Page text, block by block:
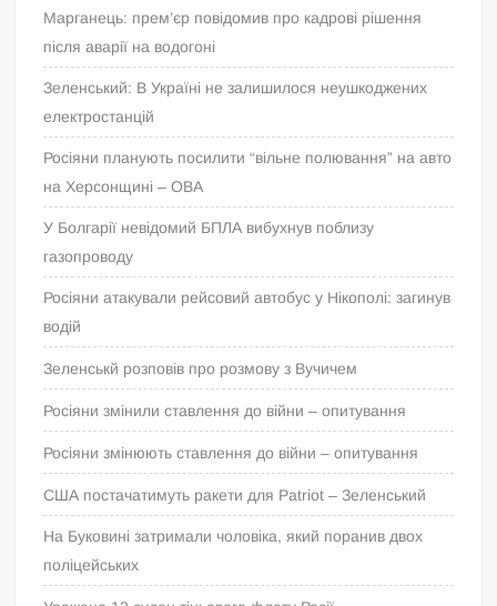
Марганець: прем’єр повідомив про кадрові рішення
після аварії на водогоні
Зеленський: В Україні не залишилося неушкоджених
електростанцій
Росіяни планують посилити “вільне полювання” на авто
на Херсонщині – ОВА
У Болгарії невідомий БПЛА вибухнув поблизу
газопроводу
Росіяни атакували рейсовий автобус у Нікополі: загинув
водій
Зеленськй розповів про розмову з Вучичем
Росіяни змінили ставлення до війни – опитування
Росіяни змінюють ставлення до війни – опитування
США постачатимуть ракети для Patriot – Зеленський
На Буковині затримали чоловіка, який поранив двох
поліцейських